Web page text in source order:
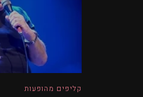
קליפים מהופעות